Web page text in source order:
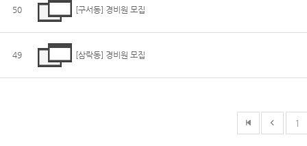
50 [구서동] 경비원 모집
49 [삼락동] 경비원 모집
1